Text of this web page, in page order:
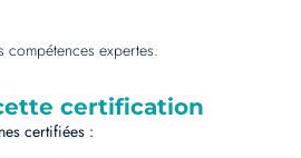
compétences expertes.
certification
certifiées :